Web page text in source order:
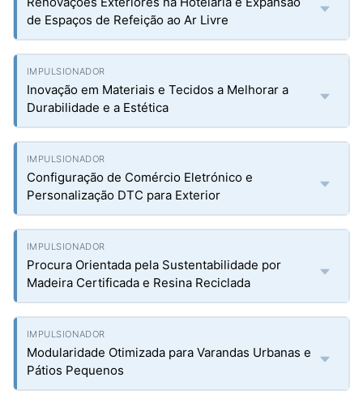
de Espaços de Refeição ao Ar Livre
Inovação em Materiais e Tecidos a Melhorar a
Durabilidade e a Estética
Configuração de Comércio Eletrónico e
Personalização DTC para Exterior
Procura Orientada pela Sustentabilidade por
Madeira Certificada e Resina Reciclada
Modularidade Otimizada para Varandas Urbanas e
Pátios Pequenos